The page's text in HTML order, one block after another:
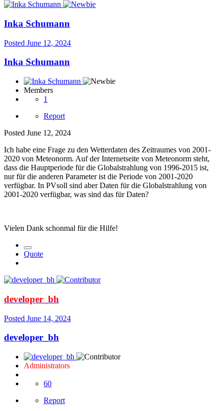
Inka Schumann
Posted June 12, 2024
Inka Schumann
Members
1
Report
Posted June 12, 2024
Ich habe eine Frage zu den Wetterdaten des Zeitraumes von 2001-
2020 von Meteonorm. Auf der Internetseite von Meteonorm steht,
dass die Hauptperiode für die Globalstrahlung von 1996-2015 ist,
nur für die anderen Parameter ist die Periode von 2001-2020
verfügbar. In PVsoll sind aber Daten für die Globalstrahlung von
2001-2020 verfügbar, was sind das für Daten?
Vielen Dank schonmal für die Hilfe!
Quote
developer_bh
Posted June 14, 2024
developer_bh
Administrators
60
Report